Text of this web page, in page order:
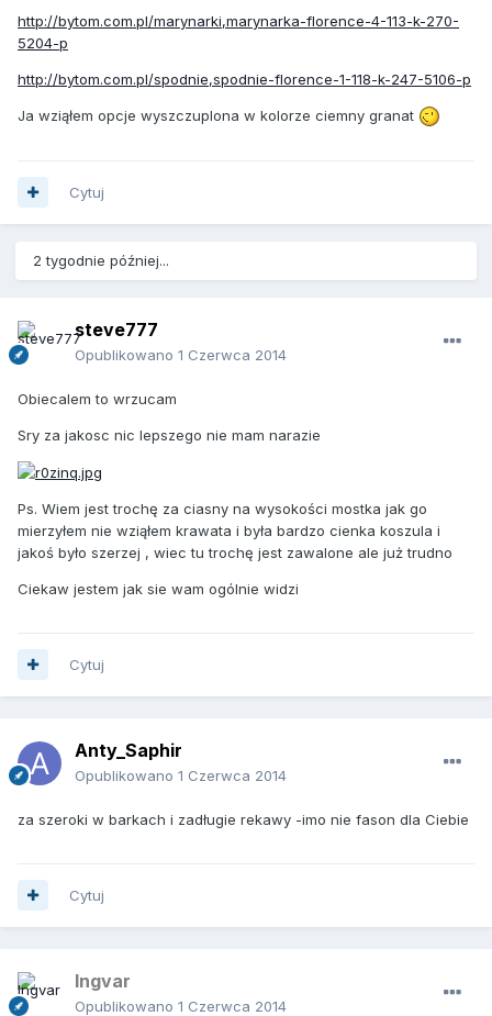
http://bytom.com.pl/marynarki,marynarka-florence-4-113-k-270-
5204-p
http://bytom.com.pl/spodnie,spodnie-florence-1-118-k-247-5106-p
Ja wziąłem opcje wyszczuplona w kolorze ciemny granat
Cytuj
2 tygodnie później...
steve777
Opublikowano 1 Czerwca 2014
Obiecalem to wrzucam
Sry za jakosc nic lepszego nie mam narazie
Ps. Wiem jest trochę za ciasny na wysokości mostka jak go
mierzyłem nie wziąłem krawata i była bardzo cienka koszula i
jakoś było szerzej , wiec tu trochę jest zawalone ale już trudno
Ciekaw jestem jak sie wam ogólnie widzi
Cytuj
Anty_Saphir
Opublikowano 1 Czerwca 2014
za szeroki w barkach i zadługie rekawy -imo nie fason dla Ciebie
Cytuj
Ingvar
Opublikowano 1 Czerwca 2014